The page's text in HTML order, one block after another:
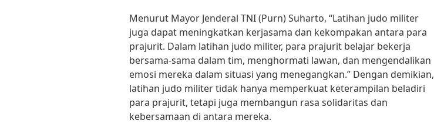
Menurut Mayor Jenderal TNI (Purn) Suharto, “Latihan judo militer
juga dapat meningkatkan kerjasama dan kekompakan antara para
prajurit. Dalam latihan judo militer, para prajurit belajar bekerja
bersama-sama dalam tim, menghormati lawan, dan mengendalikan
emosi mereka dalam situasi yang menegangkan.” Dengan demikian,
latihan judo militer tidak hanya memperkuat keterampilan beladiri
para prajurit, tetapi juga membangun rasa solidaritas dan
kebersamaan di antara mereka.